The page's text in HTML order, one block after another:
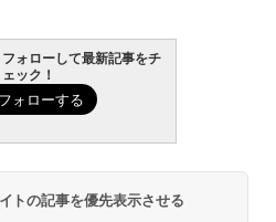
ォローして最新記事をチ
ェック！
トの記事を優先表示させる